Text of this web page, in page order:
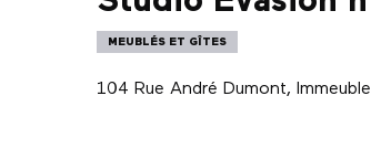
MEUBLÉS ET GÎTES
104 Rue André Dumont,